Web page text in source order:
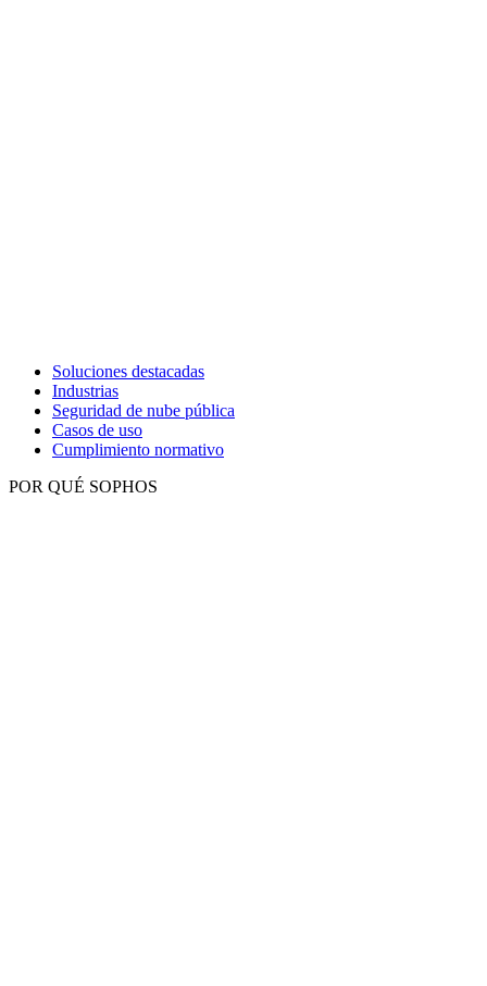
Soluciones destacadas
Industrias
Seguridad de nube pública
Casos de uso
Cumplimiento normativo
POR QUÉ SOPHOS